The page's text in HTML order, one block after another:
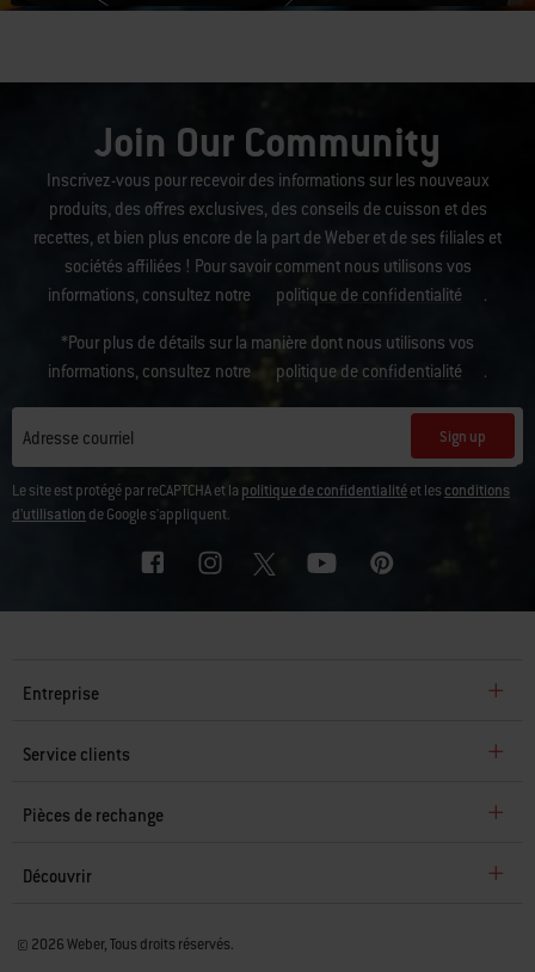
Join Our Community
Inscrivez-vous pour recevoir des informations sur les nouveaux
produits, des offres exclusives, des conseils de cuisson et des
recettes, et bien plus encore de la part de Weber et de ses filiales et
sociétés affiliées ! Pour savoir comment nous utilisons vos
informations, consultez notre
politique de confidentialité .
*Pour plus de détails sur la manière dont nous utilisons vos
informations, consultez notre
politique de confidentialité .
Adresse courriel Sign up
Le site est protégé par reCAPTCHA et la politique de confidentialitéet les conditions
d'utilisation de Google s'appliquent.
Entreprise
Service clients
Pièces de rechange
Découvrir
© 2026 Weber, Tous droits réservés.